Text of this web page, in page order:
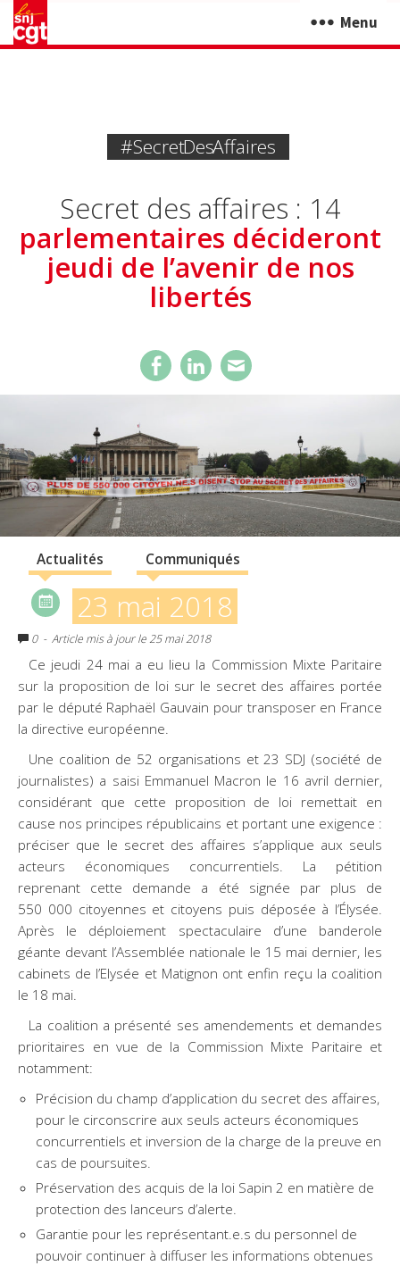
Menu
#Secret Des Affaires
Secret des affaires : 14
parlementaires décideront
jeudi de l’avenir de nos
libertés
Actualités Communiqués
23 mai 2018
0 - Article mis à jour le 25 mai 2018
Ce jeudi 24 mai a eu lieu la Commission Mixte Paritaire
sur la proposition de loi sur le secret des affaires portée
par le député Raphaël Gauvain pour transposer en France
la directive européenne.
Une coalition de 52 organisations et 23 SDJ (société de
journalistes) a saisi Emmanuel Macron le 16 avril dernier,
considérant que cette proposition de loi remettait en
cause nos principes républicains et portant une exigence :
préciser que le secret des affaires s’applique aux seuls
acteurs économiques concurrentiels. La pétition
reprenant cette demande a été signée par plus de
550 000 citoyennes et citoyens puis déposée à l’Élysée.
Après le déploiement spectaculaire d’une banderole
géante devant l’Assemblée nationale le 15 mai dernier, les
cabinets de l’Elysée et Matignon ont enfin reçu la coalition
le 18 mai.
La coalition a présenté ses amendements et demandes
prioritaires en vue de la Commission Mixte Paritaire et
notamment:
Précision du champ d’application du secret des affaires,
pour le circonscrire aux seuls acteurs économiques
concurrentiels et inversion de la charge de la preuve en
cas de poursuites.
Préservation des acquis de la loi Sapin 2 en matière de
protection des lanceurs d’alerte.
Garantie pour les représentant.e.s du personnel de
pouvoir continuer à diffuser les informations obtenues